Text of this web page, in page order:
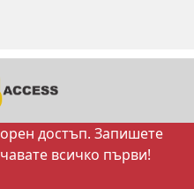
достъп. Запишете
всичко първи!